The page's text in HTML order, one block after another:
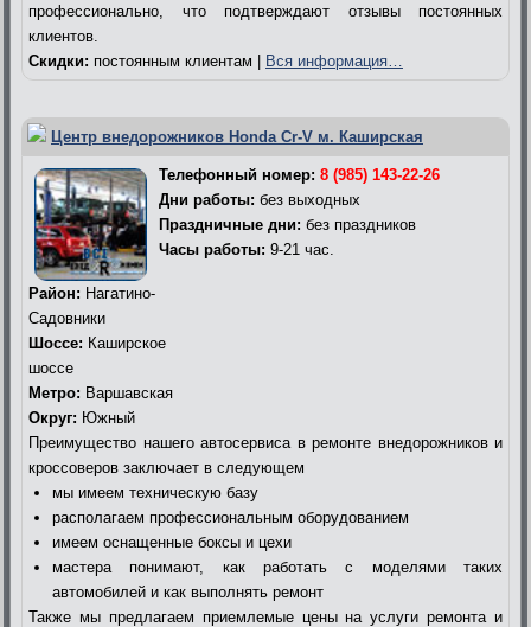
профессионально, что подтверждают отзывы постоянных
клиентов.
Скидки: постоянным клиентам | Вся информация…
Центр внедорожников Honda Cr-V м. Каширская
Телефонный номер: 8 (985) 143-22-26
Дни работы: без выходных
Праздничные дни: без праздников
Часы работы: 9-21 час.
Район: Нагатино-
Садовники
Шоссе: Каширское
шоссе
Метро: Варшавская
Округ: Южный
Преимущество нашего автосервиса в ремонте внедорожников и
кроссоверов заключает в следующем
мы имеем техническую базу
располагаем профессиональным оборудованием
имеем оснащенные боксы и цехи
мастера понимают, как работать с моделями таких
автомобилей и как выполнять ремонт
Также мы предлагаем приемлемые цены на услуги ремонта и